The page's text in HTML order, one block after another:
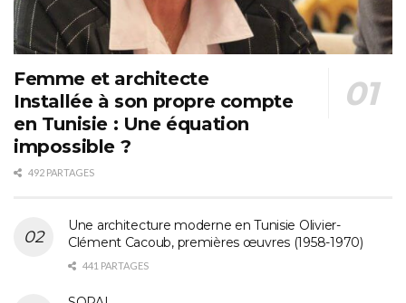
Femme et architecte
Installée à son propre compte
en Tunisie : Une équation
impossible ?
492 PARTAGES
Une architecture moderne en Tunisie Olivier-
Clément Cacoub, premières œuvres (1958-1970)
441 PARTAGES